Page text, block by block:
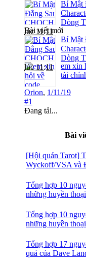
Bí Mật
Dòng
lúc 11:11
Bài viết mới
Bí Mật
Dòng
lúc 11:11
em xin
tài
Orion, 1/11/19
#1
Đang tải...
Bài
[Hội quán Tarot]
Wyckoff/VSA và
Tổng hợp 10
những huyền
Tổng hợp 10
những huyền
Tổng hợp 17
quả của Dave